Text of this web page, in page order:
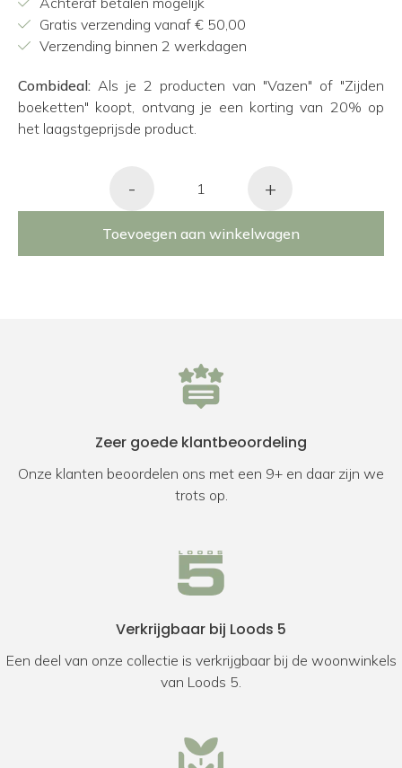
Gratis verzending vanaf € 50,00
Verzending binnen 2 werkdagen
Combideal: Als je 2 producten van "Vazen" of "Zijden
boeketten" koopt, ontvang je een korting van 20% op
het laagstgeprijsde product.
- +
Toevoegen aan winkelwagen
Zeer goede klantbeoordeling
Onze klanten beoordelen ons met een 9+ en daar zijn we
trots op.
Verkrijgbaar bij Loods 5
Een deel van onze collectie is verkrijgbaar bij de woonwinkels
van Loods 5.